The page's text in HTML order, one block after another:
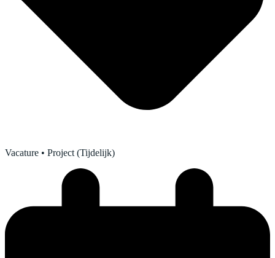
Vacature • Project (Tijdelijk)